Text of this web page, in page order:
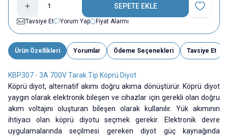
SEPETE EKLE
Favoriye
Tavsiye Et
Yorum Yap Fiyat Alarmı
Ürün Özellikleri Yorumlar Ödeme Seçenekleri Tavsiye Et
KBP307 - 3A 700V Tarak Tip Köprü Diyot
Köprü diyot, alternatif akımı doğru akıma dönüştürür. Köprü diyot
yaygın olarak elektronik bileşen ve cihazlar için gerekli olan doğru
akım voltajını oluşturan bileşen olarak kullanılır. Yük akımının
ihtiyacı olan köprü diyotu seçmek gerekir. Elektronik devre
uygulamalarında seçilmesi gereken diyot güç kaynağında